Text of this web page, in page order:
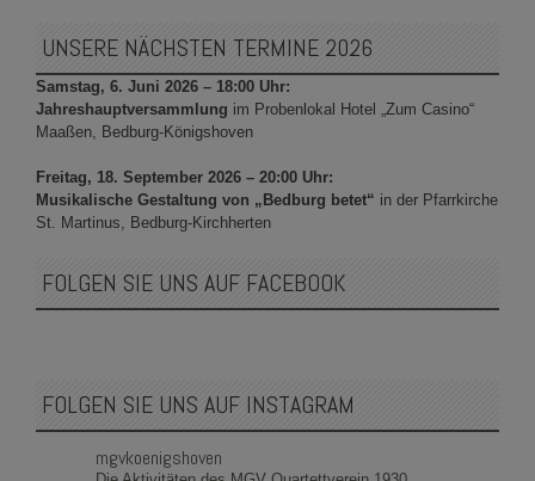
UNSERE NÄCHSTEN TERMINE 2026
Samstag, 6. Juni 2026 – 18:00 Uhr:
Jahreshauptversammlung im Probenlokal Hotel „Zum Casino“
Maaßen, Bedburg-Königshoven
Freitag, 18. September 2026 – 20:00 Uhr:
Musikalische Gestaltung von „Bedburg betet“ in der Pfarrkirche
St. Martinus, Bedburg-Kirchherten
FOLGEN SIE UNS AUF FACEBOOK
FOLGEN SIE UNS AUF INSTAGRAM
mgvkoenigshoven